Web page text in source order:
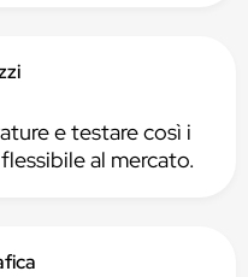
e testare così i
al mercato.